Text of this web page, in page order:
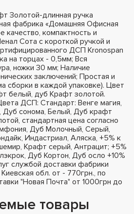
Золотой-длинная ручка
фабрика «Домашняя Офисная
качество, компактность и
Сота с короткой ручкой и
ДСП Kronospan
на торцах - 0,5мм; Вся
ножки 30 мм; Наличие
заключений; Простая и
сборки в каждой упаковке). Цвет
белый, дуб Крафт золотой.
ДСП: Стандарт: Венге магия,
сонома, Белый, Дуб крафт
стандартная цена согласно
Дуб Молочный, Серый,
Индастриал, Аляска, +5% к
Крафт серый, Антрацит; +5%
Дуб Кортон, Дуб осло +10%
службой доставки фабрики
обл. от - 770грн., по
"Новая Почта" от 1000грн до
товары